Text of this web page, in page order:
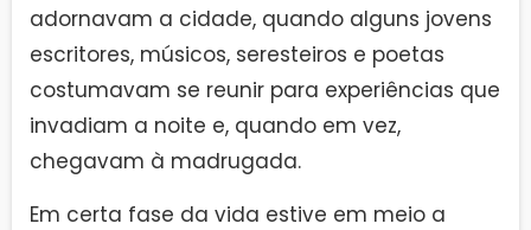
adornavam a cidade, quando alguns jovens
escritores, músicos, seresteiros e poetas
costumavam se reunir para experiências que
invadiam a noite e, quando em vez,
chegavam à madrugada.
Em certa fase da vida estive em meio a